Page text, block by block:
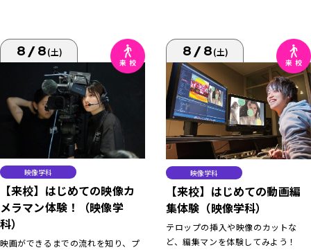
8/8(土)
映像学科
【来校】はじめての映像カ
メラマン体験！（映像学
科）
映画ができるまでの流れを知り、プ
8/8(土)
映像学科
【来校】はじめての動画編
集体験（映像学科）
テロップの挿入や映像のカットな
ど、編集マンを体験してみよう！